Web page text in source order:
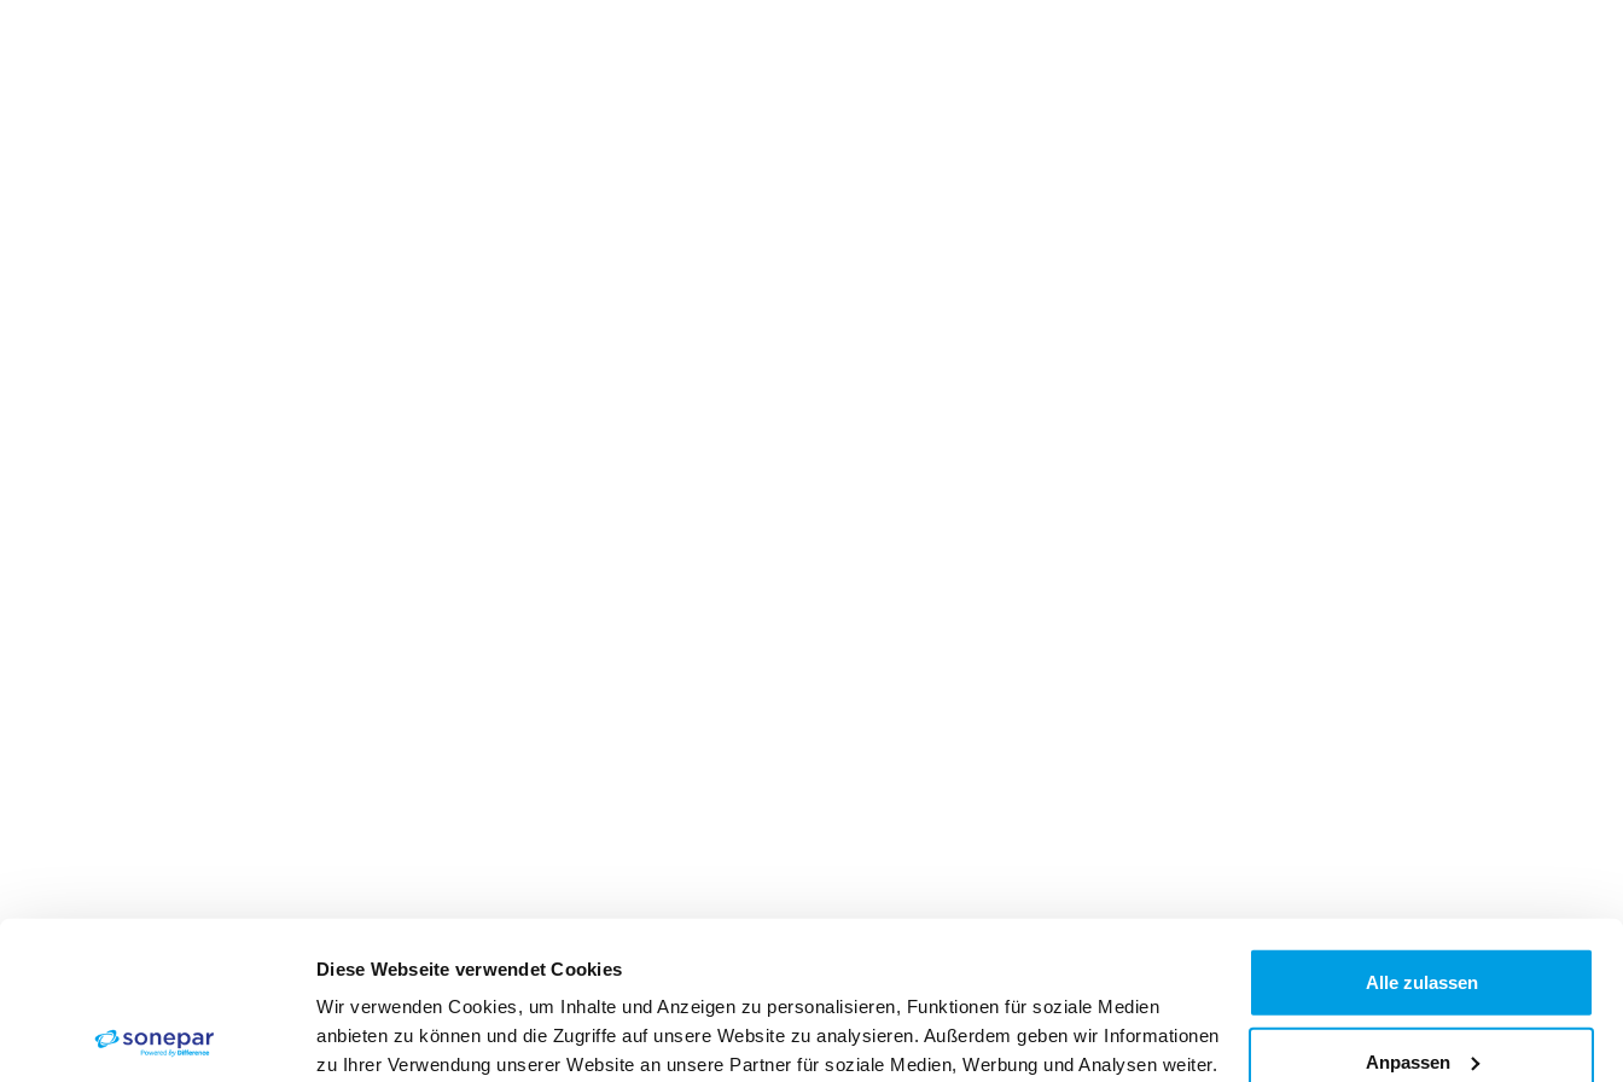
Diese Webseite verwendet Cookies
Wir verwenden Cookies, um Inhalte und Anzeigen zu personalisieren, Funktionen für soziale Medien
anbieten zu können und die Zugriffe auf unsere Website zu analysieren. Außerdem geben wir Informationen
zu Ihrer Verwendung unserer Website an unsere Partner für soziale Medien, Werbung und Analysen weiter.
Alle zulassen
Anpassen